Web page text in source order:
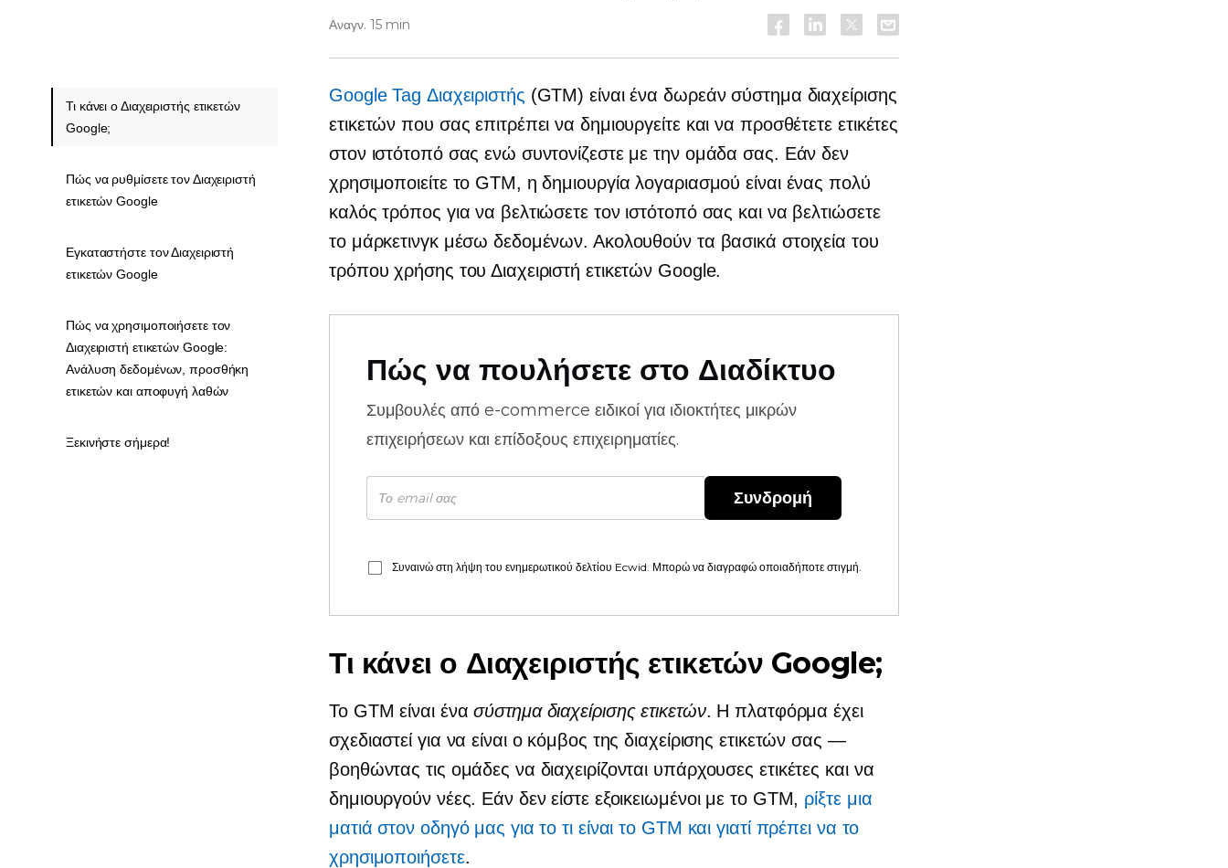
Αναγν. 15 min
Google Tag Διαχειριστής (GTM) είναι ένα δωρεάν σύστημα διαχείρισης
ετικετών που σας επιτρέπει να δημιουργείτε και να προσθέτετε ετικέτες
στον ιστότοπό σας ενώ συντονίζεστε με την ομάδα σας. Εάν δεν
χρησιμοποιείτε το GTM, η δημιουργία λογαριασμού είναι ένας πολύ
καλός τρόπος για να βελτιώσετε τον ιστότοπό σας και να βελτιώσετε
το μάρκετινγκ μέσω δεδομένων. Ακολουθούν τα βασικά στοιχεία του
τρόπου χρήσης του Διαχειριστή ετικετών Google.
Πώς να πουλήσετε στο Διαδίκτυο
Συμβουλές από e-commerce ειδικοί για ιδιοκτήτες μικρών
επιχειρήσεων και επίδοξους επιχειρηματίες.
Συνδρομή
Συναινώ στη λήψη του ενημερωτικού δελτίου Ecwid. Μπορώ να διαγραφώ οποιαδήποτε στιγμή.
Τι κάνει ο Διαχειριστής ετικετών Google;
Το GTM είναι ένασύστημα διαχείρισης ετικετών. Η πλατφόρμα έχει
σχεδιαστεί για να είναι ο κόμβος της διαχείρισης ετικετών σας —
βοηθώντας τις ομάδες να διαχειρίζονται υπάρχουσες ετικέτες και να
δημιουργούν νέες. Εάν δεν είστε εξοικειωμένοι με το GTM, ρίξτε μια
ματιά στον οδηγό μας για το τι είναι το GTM και γιατί πρέπει να το
χρησιμοποιήσετε.
Τι κάνει ο Διαχειριστής ετικετών
Google;
Πώς να ρυθμίσετε τον Διαχειριστή
ετικετών Google
Εγκαταστήστε τον Διαχειριστή
ετικετών Google
Πώς να χρησιμοποιήσετε τον
Διαχειριστή ετικετών Google:
Ανάλυση δεδομένων, προσθήκη
ετικετών και αποφυγή λαθών
Ξεκινήστε σήμερα!